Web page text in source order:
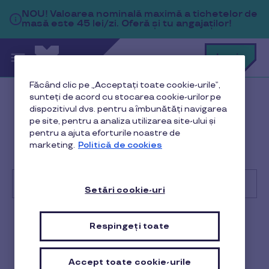
Sari la conținutul principal
Login
Help Center Client
Facturi și contracte
Ce se întâmplă dacă nu plătesc facturile primite de la
putem
ajuta?
Ce se întâmplă dacă nu
NOU! Valoarea nominală maximă a tichetelor de
masă este 45 lei/zi. Oferă și tu angajaților!
Făcând clic pe „Acceptați toate cookie-urile”,
sunteți de acord cu stocarea cookie-urilor pe
dispozitivul dvs. pentru a îmbunătăți navigarea
pe site, pentru a analiza utilizarea site-ului și
pentru a ajuta eforturile noastre de
marketing. Politică de cookies
Setări cookie-uri
Respingeți toate
Accept toate cookie-urile